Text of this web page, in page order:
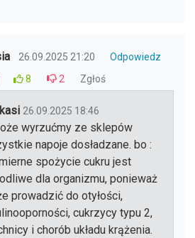
26.09.2025 21:20
Odpowiedz
8 2 Zgłoś
26.09.2025 18:46
wyrzućmy ze sklepów
napoje dosładzane. bo :
spożycie cukru jest
dla organizmu, ponieważ
prowadzić do otyłości,
cukrzycy typu 2,
i chorób układu krążenia.